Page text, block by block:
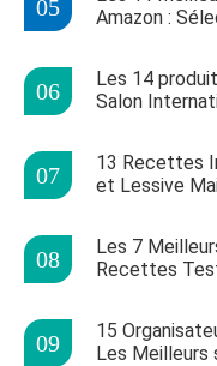
Amazon :
Les 14
Salon
13 Recettes
et Lessive
Les 7
Recettes
15
Les Meilleurs